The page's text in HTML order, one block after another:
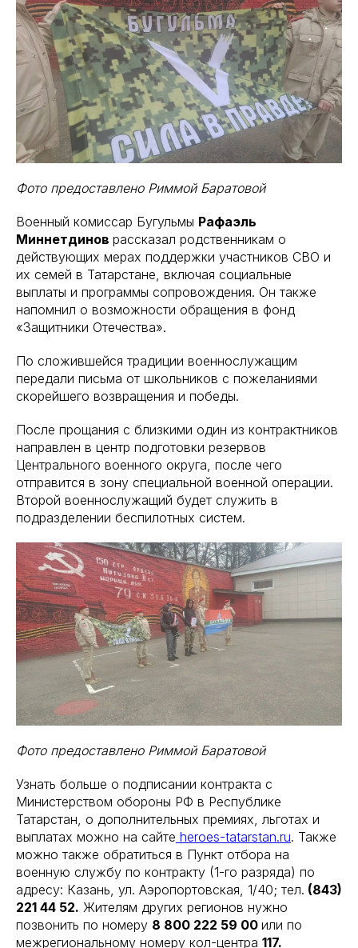
Фото предоставлено Риммой Баратовой
Военный комиссар Бугульмы Рафаэль
Миннетдинов рассказал родственникам о
действующих мерах поддержки участников СВО и
их семей в Татарстане, включая социальные
выплаты и программы сопровождения. Он также
напомнил о возможности обращения в фонд
«Защитники Отечества».
По сложившейся традиции военнослужащим
передали письма от школьников с пожеланиями
скорейшего возвращения и победы.
После прощания с близкими один из контрактников
направлен в центр подготовки резервов
Центрального военного округа, после чего
отправится в зону специальной военной операции.
Второй военнослужащий будет служить в
подразделении беспилотных систем.
Фото предоставлено Риммой Баратовой
Узнать больше о подписании контракта с
Министерством обороны РФ в Республике
Татарстан, о дополнительных премиях, льготах и
выплатах можно на сайте heroes-tatarstan.ru. Также
можно также обратиться в Пункт отбора на
военную службу по контракту (1-го разряда) по
адресу: Казань, ул. Аэропортовская, 1/40; тел. (843)
221 44 52. Жителям других регионов нужно
позвонить по номеру 8 800 222 59 00 или по
межрегиональному номеру кол-центра 117.